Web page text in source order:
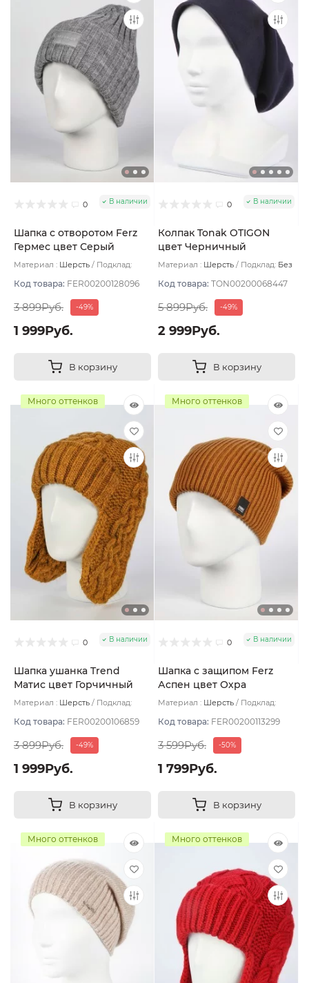
0 В наличии
Шапка с отворотом Ferz
Гермес цвет Серый
светлый
Материал : Шерсть
Подклад:
Код товара: FER00200128096
3 899Руб. -49%
1 999Руб.
В корзину
0 В наличии
Колпак Tonak OTIGON
цвет Черничный
Материал : Шерсть Подклад: Без
Код товара: TON00200068447
5 899Руб. -49%
2 999Руб.
В корзину
Много оттенков
0 В наличии
Шапка ушанка Trend
Матис цвет Горчичный
размер 56-58
Материал : Шерсть
Подклад:
Код товара: FER00200106859
3 899Руб. -49%
1 999Руб.
В корзину
Много оттенков
0 В наличии
Шапка с защипом Ferz
Аспен цвет Охра
Материал : Шерсть
Подклад:
Код товара: FER00200113299
3 599Руб. -50%
1 799Руб.
В корзину
Много оттенков Много оттенков